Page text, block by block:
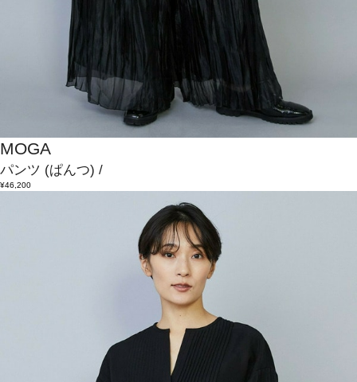
MOGA
パンツ (ぱんつ) /
¥46,200